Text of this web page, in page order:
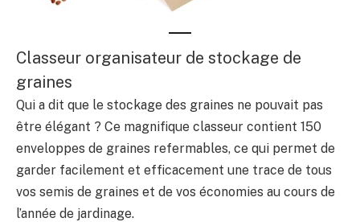
Classeur organisateur de stockage de
graines
Qui a dit que le stockage des graines ne pouvait pas
être élégant ? Ce magnifique classeur contient 150
enveloppes de graines refermables, ce qui permet de
garder facilement et efficacement une trace de tous
vos semis de graines et de vos économies au cours de
l’année de jardinage.